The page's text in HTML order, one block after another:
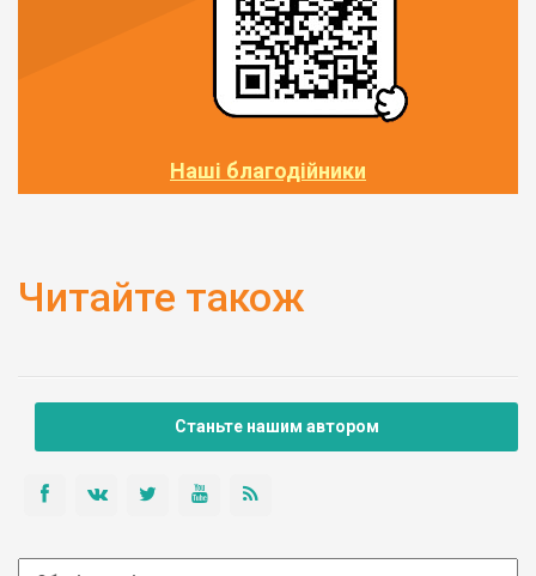
Наші благодійники
Читайте також
Станьте нашим автором